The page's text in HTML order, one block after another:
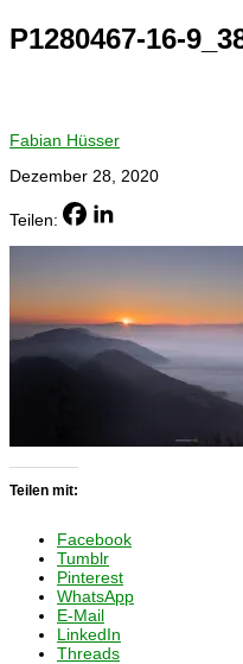
P1280467-16-
Fabian Hüsser
Dezember 28, 2020
Teilen:
Teilen mit:
Facebook
Tumblr
Pinterest
WhatsApp
E-Mail
LinkedIn
Threads